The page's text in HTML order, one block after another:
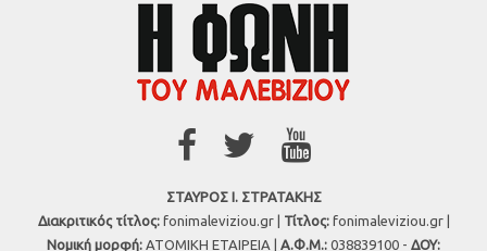
ΣΤΑΥΡΟΣ Ι. ΣΤΡΑΤΑΚΗΣ
Διακριτικός τίτλος:fonimaleviziou.gr | Τίτλος:fonimaleviziou.gr |
Νομική μορφή: ΑΤΟΜΙΚΗ ΕΤΑΙΡΕΙΑ | Α.Φ.Μ.: 038839100 - ΔΟΥ: